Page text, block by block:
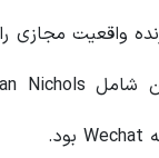
واقعیت مجازی